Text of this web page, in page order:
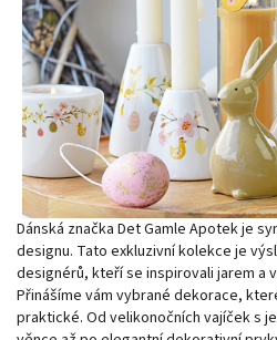
Dánská značka Det Gamle Apotek je
designu. Tato exkluzivní kolekce je
designérů, kteří se inspirovali jarem a
Přinášíme vám vybrané dekorace,
praktické. Od velikonočních vajíček s